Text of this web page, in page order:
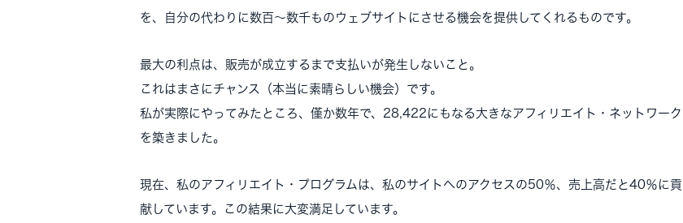
を、自分の代わりに数百～数千ものウェブサイトにさせる機会を提供してくれるものです。
最大の利点は、販売が成立するまで支払いが発生しないこと。
これはまさにチャンス（本当に素晴らしい機会）です。
私が実際にやってみたところ、僅か数年で、28,422にもなる大きなアフィリエイト・ネットワーク
を築きました。
現在、私のアフィリエイト・プログラムは、私のサイトへのアクセスの50％、売上高だと40％に貢
献しています。この結果に大変満足しています。